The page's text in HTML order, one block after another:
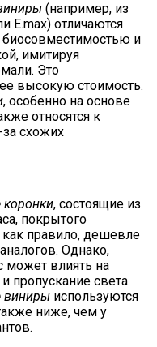
(например, из
E.max) отличаются
и
имитируя
Это
высокую стоимость.
, особенно на основе
относятся к
схожих
коронки, состоящие из
покрытого
правило, дешевле
Однако,
может влиять на
пропускание света.
виниры используются
ниже, чем у